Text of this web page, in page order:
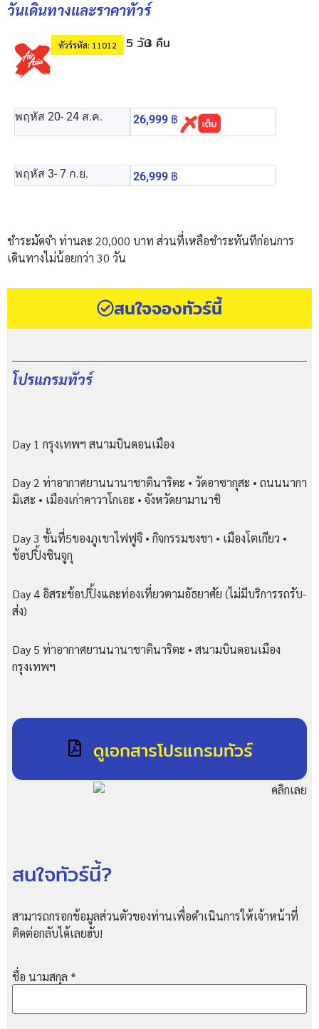
วันเดินทางและราคาทัวร์
ทัวร์รหัส: 11012 5 วัน3 คืน
พฤหัส 20- 24 ส.ค. 26,999 ฿
พฤหัส 3- 7 ก.ย. 26,999 ฿
ชำระมัดจำ ท่านละ 20,000 บาท ส่วนที่เหลือชำระทันทีก่อนการ
เดินทางไม่น้อยกว่า 30 วัน
สนใจจองทัวร์นี้
โปรแกรมทัวร์
Day 1 กรุงเทพฯ สนามบินดอนเมือง
Day 2 ท่าอากาศยานนานาชาตินาริตะ • วัดอาซากุสะ • ถนนนากา
มิเสะ • เมืองเก่าคาวาโกเอะ • จังหวัดยามานาชิ
Day 3 ชั้นที่5ของภูเขาไฟฟูจิ • กิจกรรมชงชา • เมืองโตเกียว •
ช้อปปิ้งชินจูกุ
Day 4 อิสระช้อปปิ้งและท่องเที่ยวตามอัธยาศัย (ไม่มีบริการรถรับ-
ส่ง)
Day 5 ท่าอากาศยานนานาชาตินาริตะ • สนามบินดอนเมือง
กรุงเทพฯ
ดูเอกสารโปรแกรมทัวร์
สนใจทัวร์นี้?
สามารถกรอกข้อมูลส่วนตัวของท่านเพื่อดำเนินการให้เจ้าหน้าที่
ติดต่อกลับได้เลยฮับ!
ชื่อ นามสกุล *